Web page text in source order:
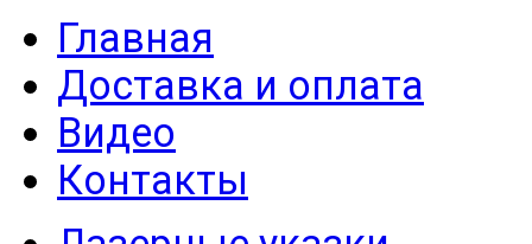
Главная
Доставка и оплата
Видео
Контакты